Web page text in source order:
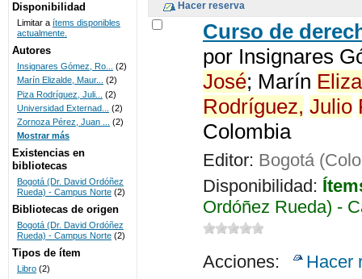
BIBLIOTECAS
UNICOC
Curso de
por Insignares
José; Marín
Rodríguez, Julio
Colombia
Editor: Bogotá
Disponibilidad:
Ordóñez Rueda) -
Acciones: Hacer
Disponibilidad
Limitar a ítems disponibles
actualmente.
Autores
Insignares Gómez, Ro...
(2)
Marín Elizalde, Maur... (2)
Piza Rodríguez, Juli...
(2)
Universidad Externad...
(2)
Zornoza Pérez, Juan ...
(2)
Mostrar más
Existencias en
bibliotecas
Bogotá (Dr. David Ordóñez
Rueda) - Campus Norte (2)
Bibliotecas de origen
Bogotá (Dr. David Ordóñez
Rueda) - Campus Norte (2)
Tipos de ítem
Libro (2)